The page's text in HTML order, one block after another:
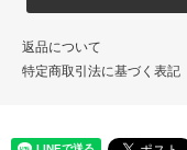
返品について
特定商取引法に基づく表記